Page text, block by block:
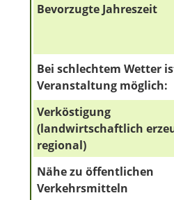
Bevorzugte Jahreszeit
Bei schlechtem Wetter
Veranstaltung möglich:
Verköstigung
(landwirtschaftlich
regional)
Nähe zu öffentlichen
Verkehrsmitteln